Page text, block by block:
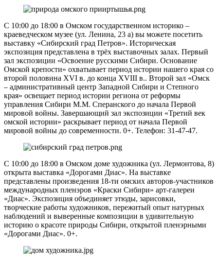
С 10:00 до 18:00 в Омском государственном историко –
краеведческом музее (ул. Ленина, 23 а) вы можете посетить
выставку «Сибирский град Петров». Историческая
экспозиция представлена в трёх выставочных залах. Первый
зал экспозиции «Освоение русскими Сибири. Основание
Омской крепости» охватывает период истории нашего края со
второй половина XVI в. до конца XVIII в.. Второй зал «Омск
– административный центр Западной Сибири и Степного
края» освещает период истории региона от реформы
управления Сибири М.М. Сперанского до начала Первой
мировой войны. Завершающий зал экспозиции «Третий век
омской истории» раскрывает период от начала Первой
мировой войны до современности. 0+. Телефон: 31-47-47.
С 10:00 до 18:00 в Омском доме художника (ул. Лермонтова, 8)
открыта выставка «Дорогами Диас». На выставке
представлены произведения 18-ти омских авторов-участников
международных пленэров «Краски Сибири» арт-галереи
«Диас». Экспозиция объединяет этюды, зарисовки,
творческие работы художников, пережитый опыт натурных
наблюдений и выверенные композиции в удивительную
историю о красоте природы Сибири, открытой пленэрными
«Дорогами Диас». 0+.